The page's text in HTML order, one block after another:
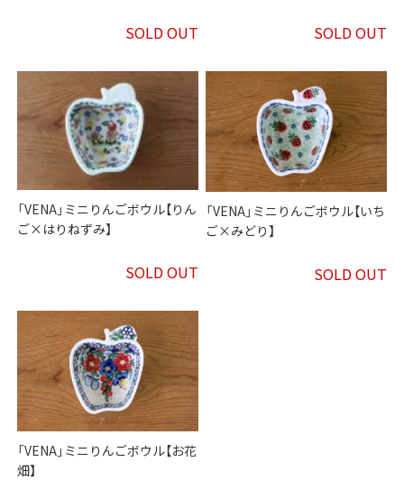
SOLD OUT SOLD OUT
「VENA」ミニりんごボウル【りん
ご×はりねずみ】
SOLD OUT
「VENA」ミニりんごボウル【いち
ご×みどり】
SOLD OUT
「VENA」ミニりんごボウル【お花
畑】